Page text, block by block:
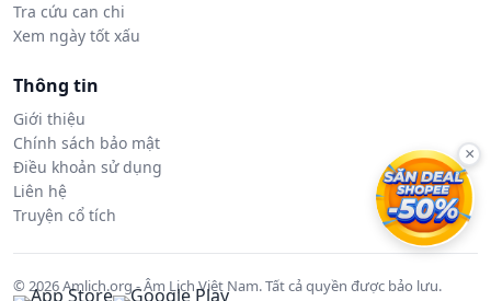
Tra cứu can chi
Xem ngày tốt xấu
Thông tin
Giới thiệu
Chính sách bảo mật
Điều khoản sử dụng
Liên hệ
Truyện cổ tích
© 2026 Amlich.org - Âm Lịch Việt Nam. Tất cả quyền được bảo lưu.
×